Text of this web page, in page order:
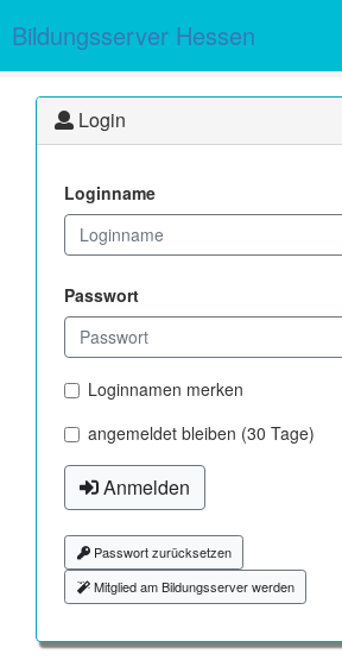
Bildungsserver Hessen
Login
Loginname
Passwort
Loginnamen merken
angemeldet bleiben (30 Tage)
Anmelden
Passwort zurücksetzen
Mitglied am Bildungsserver werden